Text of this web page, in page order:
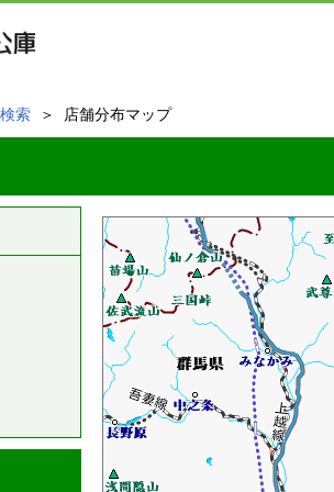
索 ＞ 店舗分布マップ